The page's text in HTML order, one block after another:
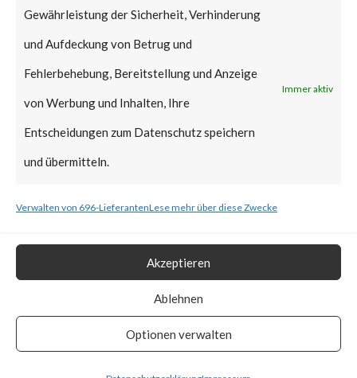
Gewährleistung der Sicherheit, Verhinderung
und Aufdeckung von Betrug und
Fehlerbehebung, Bereitstellung und Anzeige
von Werbung und Inhalten, Ihre
Entscheidungen zum Datenschutz speichern
und übermitteln.
Immer aktiv
Verwalten von 696-LieferantenLese mehr über diese Zwecke
Akzeptieren
Ablehnen
Optionen verwalten
What is the Vendor Solution?
The vendor has released
includes a fix for CVE-2023-
38831.
What FortiGuard Coverage is